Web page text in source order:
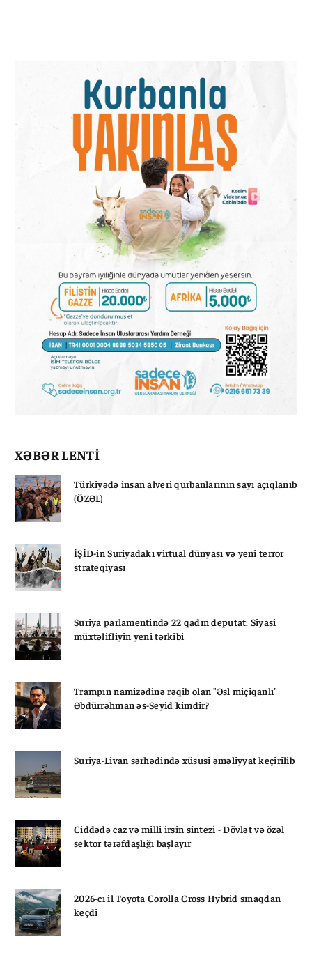
XƏBƏR LENTİ
Türkiyədə insan alveri qurbanlarının sayı açıqlanıb
(ÖZƏL)
İŞİD-in Suriyadakı virtual dünyası və yeni terror
strateqiyası
Suriya parlamentində 22 qadın deputat: Siyasi
müxtəlifliyin yeni tərkibi
Trampın namizədinə rəqib olan "Əsl miçiqanlı"
Əbdürrəhman əs-Seyid kimdir?
Suriya-Livan sərhədində xüsusi əməliyyat keçirilib
Ciddədə caz və milli irsin sintezi - Dövlət və özəl
sektor tərəfdaşlığı başlayır
2026-cı il Toyota Corolla Cross Hybrid sınaqdan
keçdi